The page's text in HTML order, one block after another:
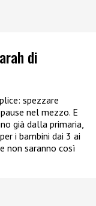
di
spezzare
nel mezzo. E
già dalla primaria,
i bambini dai 3 ai
non saranno così